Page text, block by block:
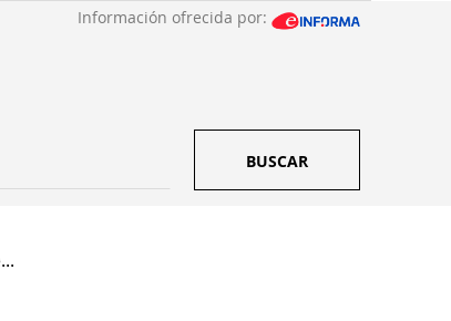
Información ofrecida por:
BUSCAR